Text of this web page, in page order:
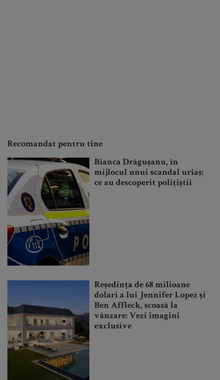
Recomandat pentru tine
Bianca Drăgușanu, în
mijlocul unui scandal uriaș:
ce au descoperit polițiștii
Reședința de 68 milioane
dolari a lui Jennifer Lopez și
Ben Affleck, scoasă la
vânzare: Vezi imagini
exclusive